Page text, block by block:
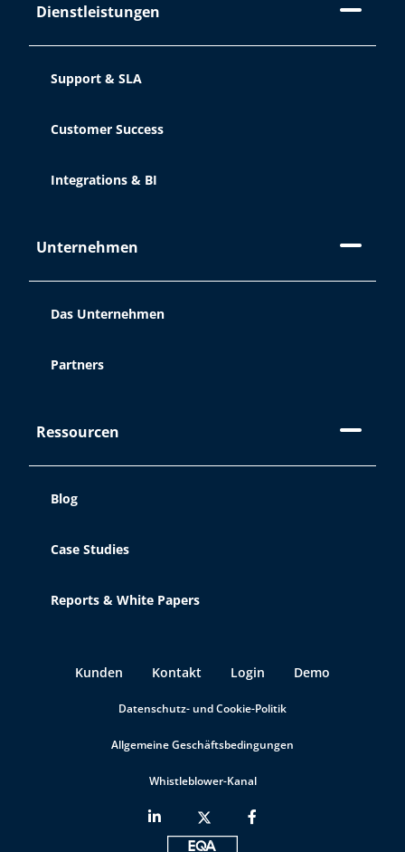
Dienstleistungen
Support & SLA
Customer Success
Integrations & BI
Unternehmen
Das Unternehmen
Partners
Ressourcen
Blog
Case Studies
Reports & White Papers
Kunden Kontakt Login Demo
Datenschutz- und Cookie-Politik
Allgemeine Geschäftsbedingungen
Whistleblower-Kanal